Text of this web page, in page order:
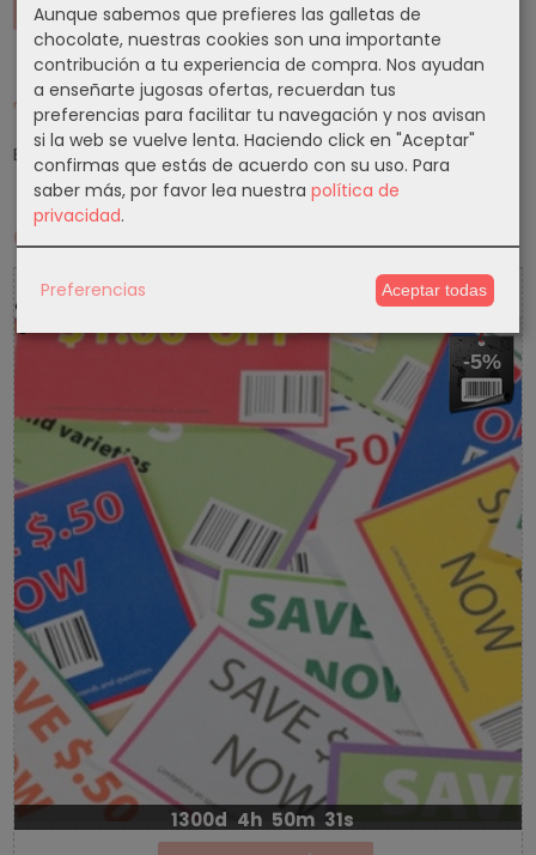
Tu Carrito (0)
El carrito de la compra está vacío
Cupones
-5%
1300d 4h 50m 31s
Aunque sabemos que prefieres las galletas de
chocolate, nuestras cookies son una importante
contribución a tu experiencia de compra. Nos ayudan
a enseñarte jugosas ofertas, recuerdan tus
preferencias para facilitar tu navegación y nos avisan
si la web se vuelve lenta. Haciendo click en "Aceptar"
confirmas que estás de acuerdo con su uso. Para
saber más, por favor lea nuestra política de
privacidad.
Preferencias Aceptar todas